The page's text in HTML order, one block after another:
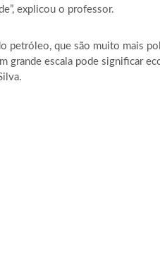
explicou o professor.
petróleo, que são muito mais
grande escala pode significar